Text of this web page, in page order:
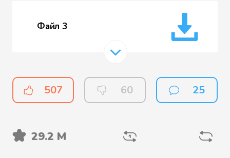
Файл 3
Файл 4
Файл 5
507 60 25
29.2 М